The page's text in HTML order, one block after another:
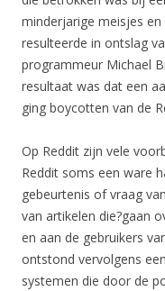
minderjarige meisjes
resulteerde in ontslag
programmeur Michael
resultaat was dat een
ging boycotten van de
Op Reddit zijn vele
Reddit soms een ware
gebeurtenis of vraag
van artikelen die?gaan
en aan de gebruikers
ontstond vervolgens
systemen die door de